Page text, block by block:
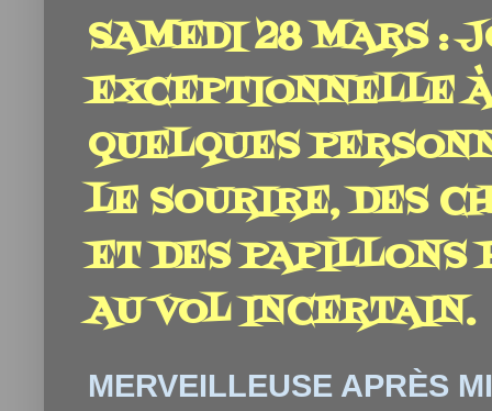
SAMEDI 28 MARS :
EXCEPTIONNELLE
QUELQUES
LE SOURIRE, DES
ET DES PAPILLONS
AU VOL INCERTAIN.
MERVEILLEUSE APRÈS